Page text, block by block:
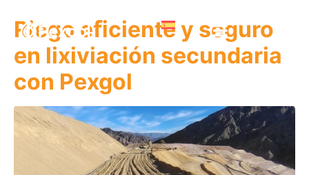
Riego eﬁciente y seguro
en lixiviación secundaria
con Pexgol